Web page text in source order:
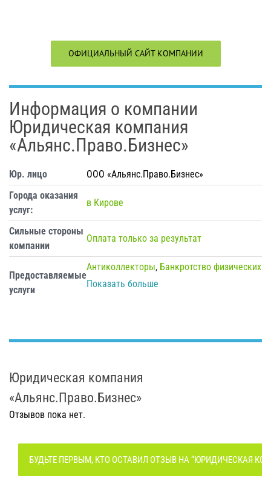
ОФИЦИАЛЬНЫЙ САЙТ КОМПАНИИ
Информация о компании
Юридическая компания
«Альянс.Право.Бизнес»
Юр. лицо
ООО «Альянс.Право.Бизнес»
Города оказания
услуг:
в Кирове
Сильные стороны
компании
Оплата только за результат
Предоставляемые
услуги
Антиколлекторы, Банкротство физических
лиц,Защита интересов в суде
Показать больше
Юридическая компания
«Альянс.Право.Бизнес»
Отзывов пока нет.
БУДЬТЕ ПЕРВЫМ, КТО ОСТАВИЛ ОТЗЫВ НА “ЮРИДИЧЕСКАЯ